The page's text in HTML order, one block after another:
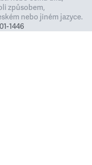
způsobem,
nebo jiném jazyce.
1446